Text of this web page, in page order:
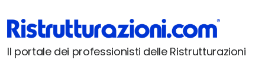
Il portale dei professionisti delle Ristrutturazioni